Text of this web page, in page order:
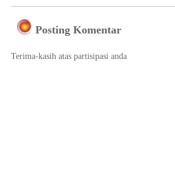
Posting Komentar
Terima-kasih atas partisipasi anda